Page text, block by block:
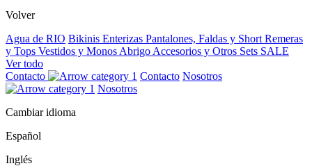
Volver
Agua de RIO Bikinis Enterizas Pantalones, Faldas y Short Remeras
y Tops Vestidos y Monos Abrigo Accesorios y Otros Sets SALE
Ver todo
Contacto
Contacto Nosotros
Nosotros
Cambiar idioma
Español
Inglés